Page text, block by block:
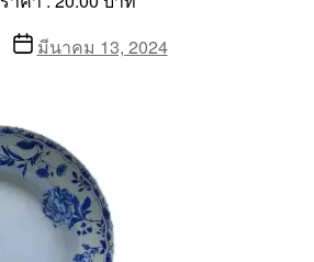
Postมีนาคม 13, 2024